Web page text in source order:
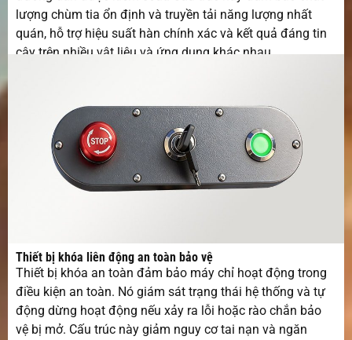
lượng chùm tia ổn định và truyền tải năng lượng nhất
quán, hỗ trợ hiệu suất hàn chính xác và kết quả đáng tin
cậy trên nhiều vật liệu và ứng dụng khác nhau.
Thiết bị khóa liên động an toàn bảo vệ
Thiết bị khóa an toàn đảm bảo máy chỉ hoạt động trong
điều kiện an toàn. Nó giám sát trạng thái hệ thống và tự
động dừng hoạt động nếu xảy ra lỗi hoặc rào chắn bảo
vệ bị mở. Cấu trúc này giảm nguy cơ tai nạn và ngăn